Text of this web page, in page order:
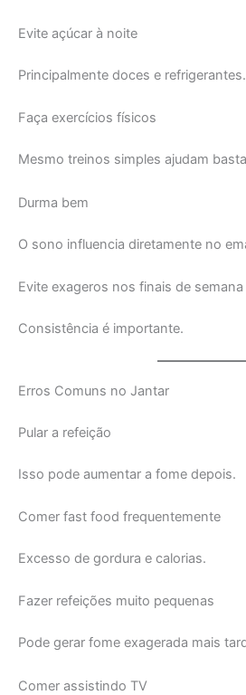
Evite açúcar à noite
Principalmente doces e refrigerantes.
Faça exercícios físicos
Mesmo treinos simples ajudam
Durma bem
O sono influencia diretamente no
Evite exageros nos finais de semana
Consistência é importante.
Erros Comuns no Jantar
Pular a refeição
Isso pode aumentar a fome depois.
Comer fast food frequentemente
Excesso de gordura e calorias.
Fazer refeições muito pequenas
Pode gerar fome exagerada mais
Comer assistindo TV